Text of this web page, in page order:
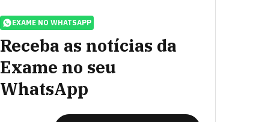
EXAME NO WHATSAPP
Receba as notícias da
Exame no seu
WhatsApp